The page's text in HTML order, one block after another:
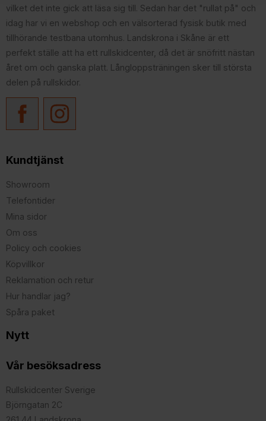
vilket det inte gick att läsa sig till. Sedan har det "rullat på" och
idag har vi en webshop och en välsorterad fysisk butik med
tillhörande testbana utomhus. Landskrona i Skåne är ett
perfekt ställe att ha ett rullskidcenter, då det är snöfritt nästan
året om och ganska platt. Långloppsträningen sker till största
delen på rullskidor.
Kundtjänst
Showroom
Telefontider
Mina sidor
Om oss
Policy och cookies
Köpvillkor
Reklamation och retur
Hur handlar jag?
Spåra paket
Nytt
Vår besöksadress
Rullskidcenter Sverige
Björngatan 2C